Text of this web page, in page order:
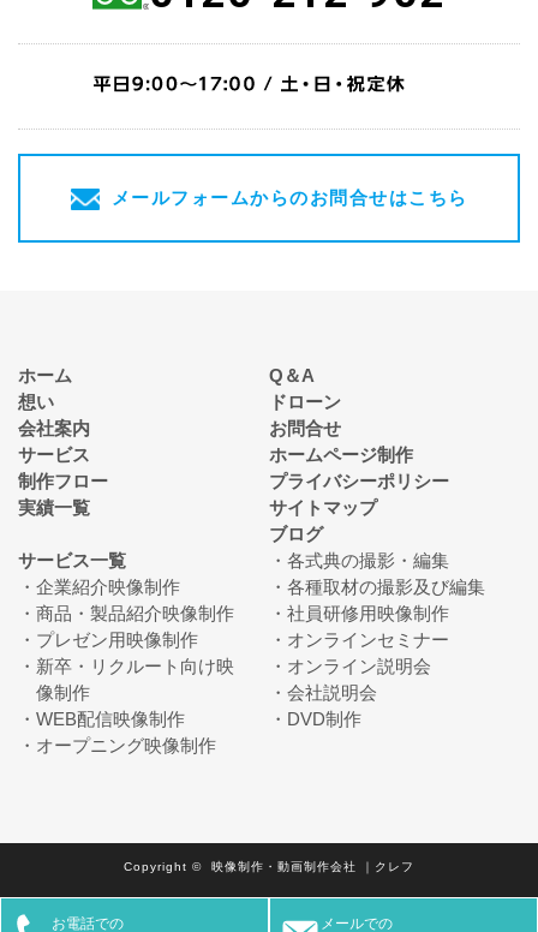
メールフォームからのお問合せはこちら
お電話での メールでの
ホーム
想い
会社案内
サービス
制作フロー
実績一覧
Q＆A
ドローン
お問合せ
ホームページ制作
プライバシーポリシー
サイトマップ
ブログ
サービス一覧
企業紹介映像制作
商品・製品紹介映像制作
プレゼン用映像制作
新卒・リクルート向け映
像制作
WEB配信映像制作
オープニング映像制作
各式典の撮影・編集
各種取材の撮影及び編集
社員研修用映像制作
オンラインセミナー
オンライン説明会
会社説明会
DVD制作
Copyright © 映像制作・動画制作会社 ｜クレフ